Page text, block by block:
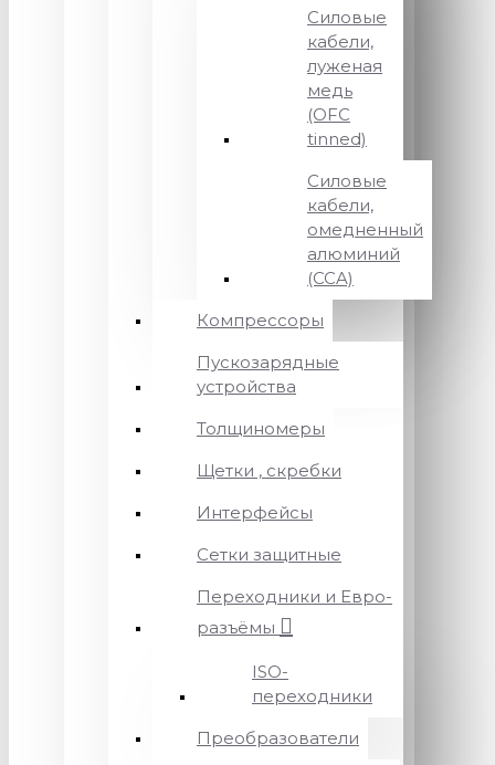
Силовые
кабели,
луженая
медь
(OFC
tinned)
Силовые
кабели,
омедненный
алюминий
(CCA)
Компрессоры
Пускозарядные
устройства
Толщиномеры
Щетки , скребки
Интерфейсы
Сетки защитные
Переходники и Евро-
разъёмы
ISO-
переходники
Преобразователи